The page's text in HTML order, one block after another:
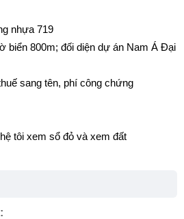
nhựa 719
biển 800m; đối diện dự án Nam Á Đại
sang tên, phí công chứng
tôi xem sổ đỏ và xem đất